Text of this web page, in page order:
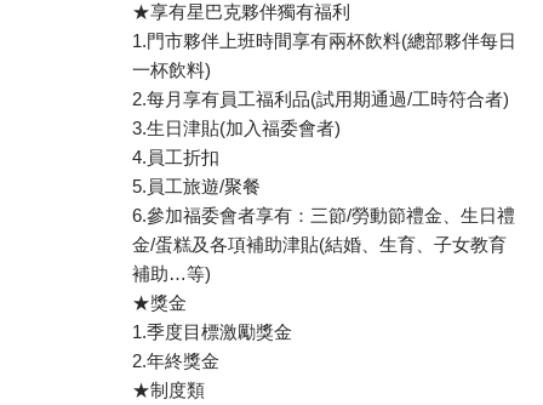
★享有星巴克夥伴獨有福利
1.門市夥伴上班時間享有兩杯飲料(總部夥伴每日
一杯飲料)
2.每月享有員工福利品(試用期通過/工時符合者)
3.生日津貼(加入福委會者)
4.員工折扣
5.員工旅遊/聚餐
6.參加福委會者享有：三節/勞動節禮金、生日禮
金/蛋糕及各項補助津貼(結婚、生育、子女教育
補助…等)
★獎金
1.季度目標激勵獎金
2.年終獎金
★制度類